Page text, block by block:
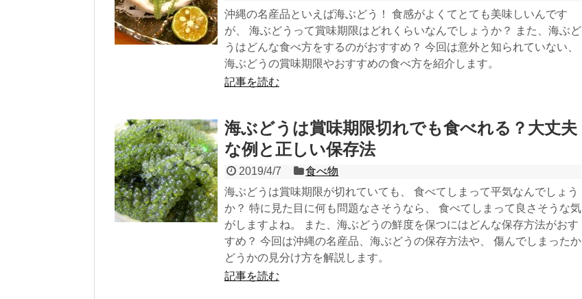
沖縄の名産品といえば海ぶどう！ 食感がよくてとても美味しいんです
が、 海ぶどうって賞味期限はどれくらいなんでしょうか？ また、海ぶど
うはどんな食べ方をするのがおすすめ？ 今回は意外と知られていない、
海ぶどうの賞味期限やおすすめの食べ方を紹介します。
記事を読む
海ぶどうは賞味期限切れでも食べれる？大丈夫
な例と正しい保存法
2019/4/7
食べ物
海ぶどうは賞味期限が切れていても、 食べてしまって平気なんでしょう
か？ 特に見た目に何も問題なさそうなら、 食べてしまって良さそうな気
がしますよね。 また、海ぶどうの鮮度を保つにはどんな保存方法がおす
すめ？ 今回は沖縄の名産品、海ぶどうの保存方法や、 傷んでしまったか
どうかの見分け方を解説します。
記事を読む